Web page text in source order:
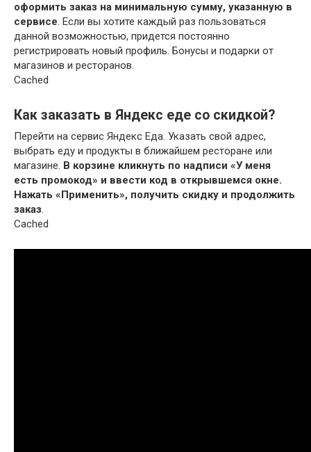
оформить заказ на минимальную сумму, указанную в
сервисе. Если вы хотите каждый раз пользоваться
данной возможностью, придется постоянно
регистрировать новый профиль. Бонусы и подарки от
магазинов и ресторанов.
Cached
Как заказать в Яндекс еде со скидкой?
Перейти на сервис Яндекс Еда. Указать свой адрес,
выбрать еду и продукты в ближайшем ресторане или
магазине. В корзине кликнуть по надписи «У меня
есть промокод» и ввести код в открывшемся окне.
Нажать «Применить», получить скидку и продолжить
заказ.
Cached